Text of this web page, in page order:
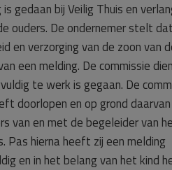
gedaan bij Veilig Thuis en
ouders. De ondernemer stelt dat
en verzorging van de zoon van
een melding. De commissie
te werk is gegaan. De
doorlopen en op grond daarvan
van en met de begeleider van
Pas hierna heeft zij een melding
en in het belang van het kind